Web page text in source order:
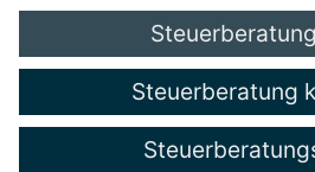
Steuerberatung